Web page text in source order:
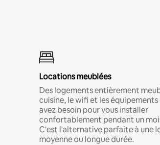
Locations meublées
Des logements entièrement
cuisine, le wifi et les
avez besoin pour vous installer
confortablement pendant un
C'est l'alternative parfaite à une
moyenne ou longue durée.